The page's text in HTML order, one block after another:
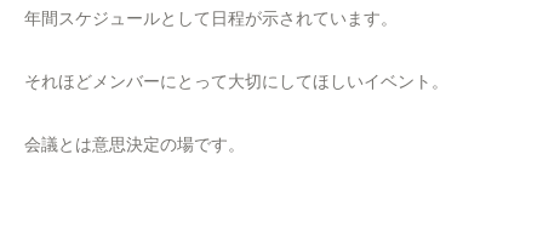
年間スケジュールとして日程が示されています。
それほどメンバーにとって大切にしてほしいイベント。
会議とは意思決定の場です。